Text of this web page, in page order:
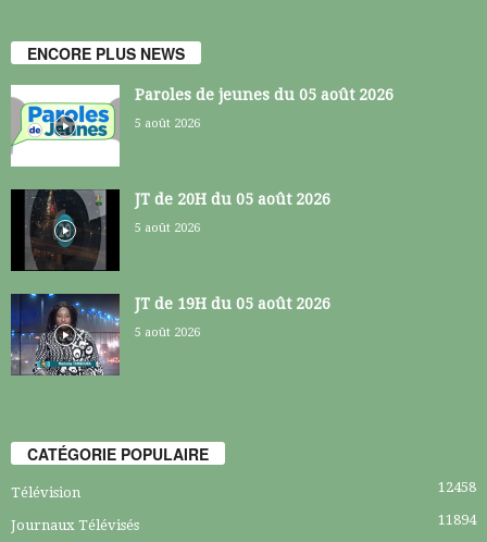
ENCORE PLUS NEWS
Paroles de jeunes du 05 août 2026
5 août 2026
JT de 20H du 05 août 2026
5 août 2026
JT de 19H du 05 août 2026
5 août 2026
CATÉGORIE POPULAIRE
Télévision 12458
Journaux Télévisés 11894